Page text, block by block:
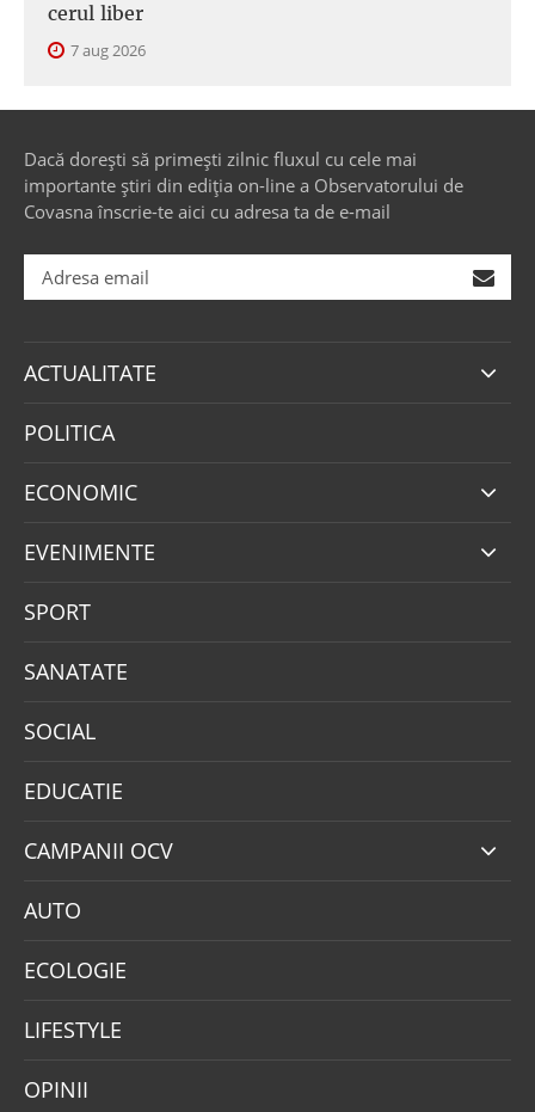
cerul liber
7 aug 2026
Dacă dorești să primești zilnic fluxul cu cele mai
importante știri din ediția on-line a Observatorului de
Covasna înscrie-te aici cu adresa ta de e-mail
ACTUALITATE
POLITICA
ECONOMIC
EVENIMENTE
SPORT
SANATATE
SOCIAL
EDUCATIE
CAMPANII OCV
AUTO
ECOLOGIE
LIFESTYLE
OPINII